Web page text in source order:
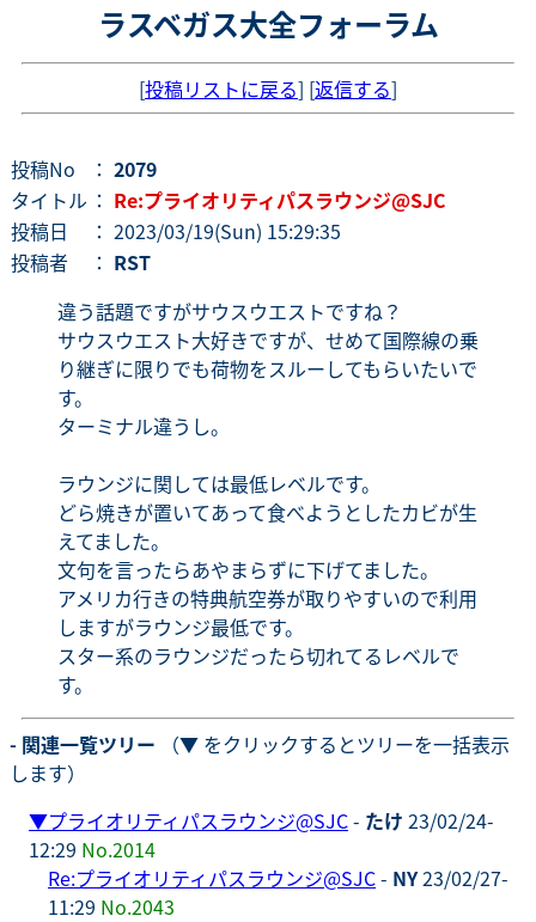
ラスベガス大全フォーラム
[投稿リストに戻る] [返信する]
投稿No ： 2079
タイトル ： Re:プライオリティパスラウンジ@SJC
投稿日
： 2023/03/19(Sun) 15:29:35
投稿者
： RST
違う話題ですがサウスウエストですね？
サウスウエスト大好きですが、せめて国際線の乗
り継ぎに限りでも荷物をスルーしてもらいたいで
す。
ターミナル違うし。
ラウンジに関しては最低レベルです。
どら焼きが置いてあって食べようとしたカビが生
えてました。
文句を言ったらあやまらずに下げてました。
アメリカ行きの特典航空券が取りやすいので利用
しますがラウンジ最低です。
スター系のラウンジだったら切れてるレベルで
す。
- 関連一覧ツリー （▼ をクリックするとツリーを一括表示
します）
▼プライオリティパスラウンジ@SJC- たけ 23/02/24-
12:29 No.2014
Re:プライオリティパスラウンジ@SJC- NY23/02/27-
11:29 No.2043